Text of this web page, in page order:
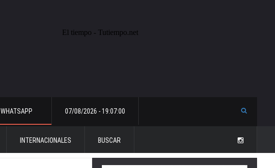
WHATSAPP 07/08/2026 - 19:07:00
INTERNACIONALES BUSCAR